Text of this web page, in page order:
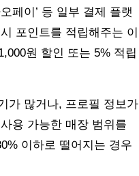
페이’ 등 일부 결제 플랫
포인트를 적립해주는 이
원 할인 또는 5% 적립
가 많거나, 프로필 정보가
용 가능한 매장 범위를
이하로 떨어지는 경우